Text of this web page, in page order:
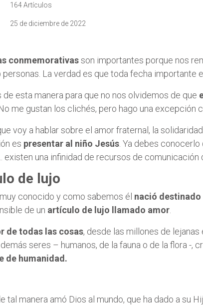
164 Artículos
25 de diciembre de 2022
conmemorativasson importantes porque nos
personas. La verdad es que toda fecha importante
de esta manera para que no nos olvidemos de que
me gustan los clichés, pero hago una excepción
voy a hablar sobre el amor fraternal, la
es presentar al niño Jesús . Ya debes
existen una infinidad de recursos de comunicación
de lujo
conocido y como sabemos él nació
de un artículo de lujo llamado amor
de todas las cosas, desde las millones de
seres – humanos, de la fauna o de la flora -
de humanidad.
tal manera amó Dios al mundo, que ha dado a su